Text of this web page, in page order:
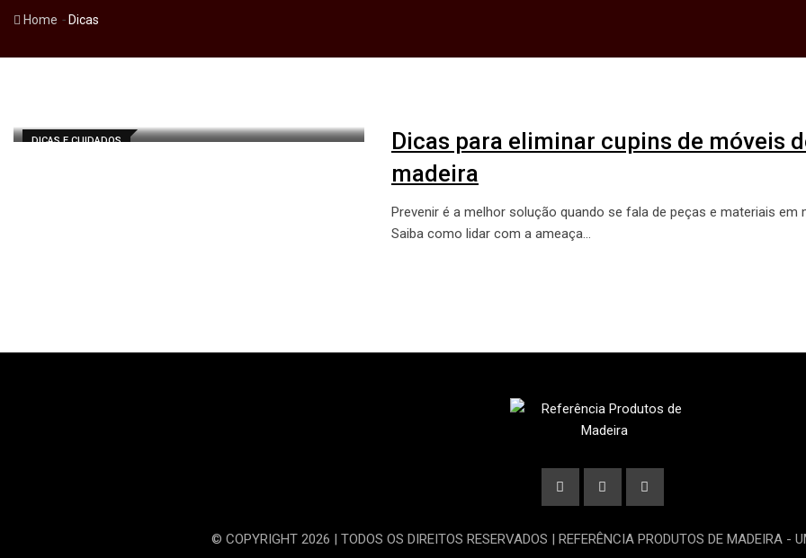
Home - Dicas
DICAS E CUIDADOS
Dicas para eliminar cupins de móveis
madeira
Prevenir é a melhor solução quando se fala de peças e materiais em
Saiba como lidar com a ameaça…
© COPYRIGHT 2026 | TODOS OS DIREITOS RESERVADOS | REFERÊNCIA PRODUTOS DE MADEIRA -